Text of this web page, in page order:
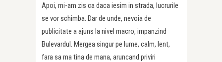
Apoi, mi-am zis ca daca iesim in strada, lucrurile
se vor schimba. Dar de unde, nevoia de
publicitate a ajuns la nivel macro, impanzind
Bulevardul. Mergea singur pe lume, calm, lent,
fara sa ma tina de mana, aruncand priviri